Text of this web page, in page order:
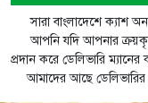
সারা বাংলাদেশে ক্যাশ
আপনি যদি আপনার ক্রয়কৃত
প্রদান করে ডেলিভারি
আমাদের আছে ডেলিভারির